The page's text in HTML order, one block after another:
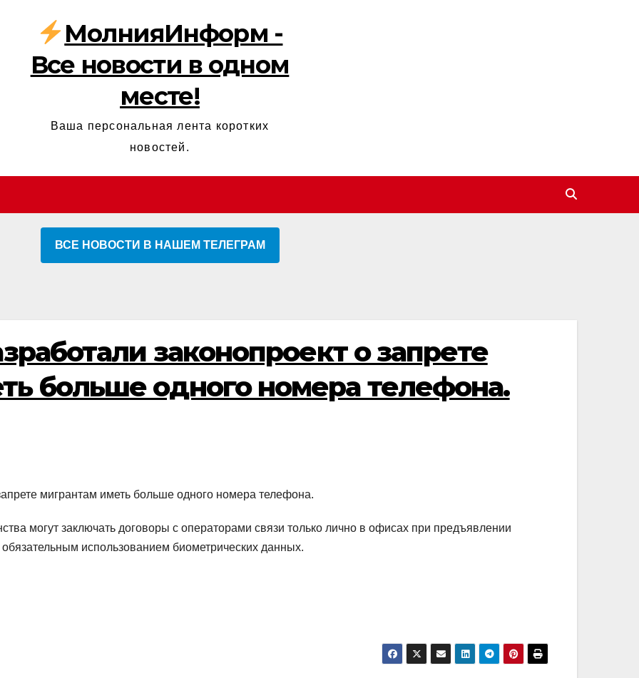
МолнияИнформ -
Все новости в одном
месте!
Ваша персональная лента коротких
новостей.
ВСЕ НОВОСТИ В НАШЕМ ТЕЛЕГРАМ
законопроект о запрете
больше одного номера телефона.
мигрантам иметь больше одного номера телефона.
могут заключать договоры с операторами связи только лично в офисах при предъявлении
использованием биометрических данных.